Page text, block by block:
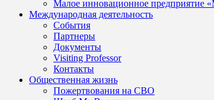
Малое инновационное предприятие
Международная деятельность
События
Партнеры
Документы
Visiting Professor
Контакты
Общественная жизнь
Пожертвования на СВО